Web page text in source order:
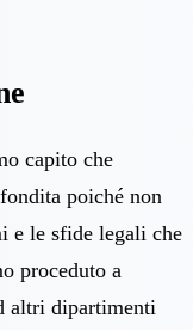
capito che
poiché non
e le sfide legali che
proceduto a
altri dipartimenti